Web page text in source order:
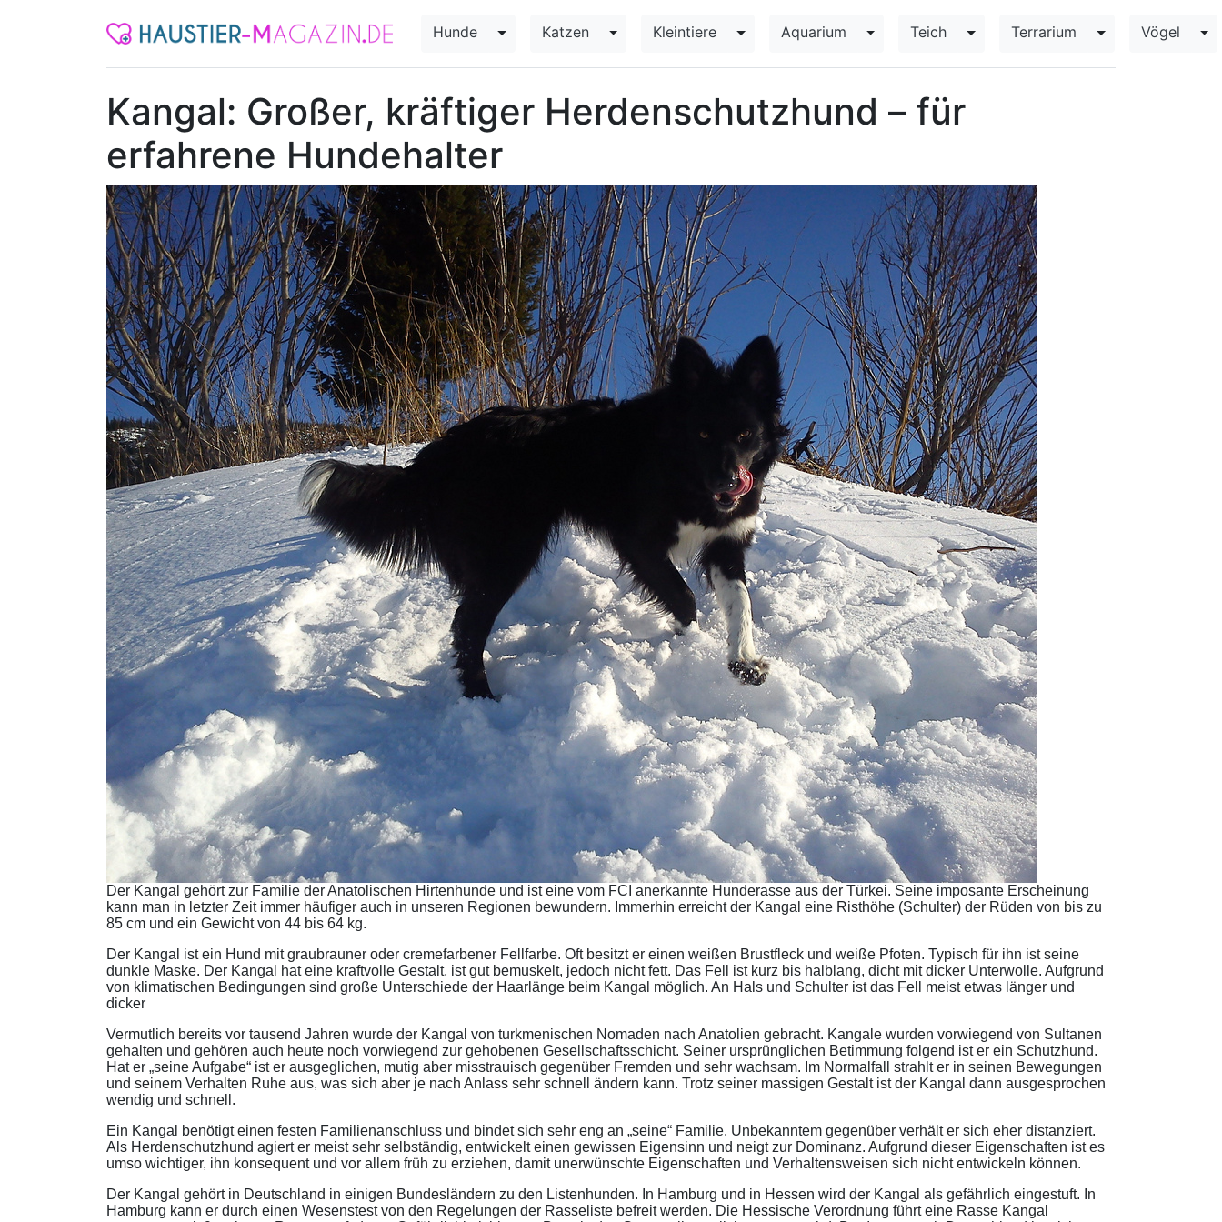
Hunde Toggle Dropdown
Katzen Toggle Dropdown
Kleintiere Toggle Dropdown
Aquarium Toggle Dropdown
Teich Toggle Dropdown
Terrarium Toggle Dropdown
Vögel
Kangal: Großer, kräftiger Herdenschutzhund – für
erfahrene Hundehalter
Der Kangal gehört zur Familie der Anatolischen Hirtenhunde und ist eine vom FCI anerkannte Hunderasse aus der Türkei. Seine imposante Erscheinung
kann man in letzter Zeit immer häufiger auch in unseren Regionen bewundern. Immerhin erreicht der Kangal eine Risthöhe (Schulter) der Rüden von bis zu
85 cm und ein Gewicht von 44 bis 64 kg.
Der Kangal ist ein Hund mit graubrauner oder cremefarbener Fellfarbe. Oft besitzt er einen weißen Brustfleck und weiße Pfoten. Typisch für ihn ist seine
dunkle Maske. Der Kangal hat eine kraftvolle Gestalt, ist gut bemuskelt, jedoch nicht fett. Das Fell ist kurz bis halblang, dicht mit dicker Unterwolle. Aufgrund
von klimatischen Bedingungen sind große Unterschiede der Haarlänge beim Kangal möglich. An Hals und Schulter ist das Fell meist etwas länger und
dicker
Vermutlich bereits vor tausend Jahren wurde der Kangal von turkmenischen Nomaden nach Anatolien gebracht. Kangale wurden vorwiegend von Sultanen
gehalten und gehören auch heute noch vorwiegend zur gehobenen Gesellschaftsschicht. Seiner ursprünglichen Betimmung folgend ist er ein Schutzhund.
Hat er „seine Aufgabe“ ist er ausgeglichen, mutig aber misstrauisch gegenüber Fremden und sehr wachsam. Im Normalfall strahlt er in seinen Bewegungen
und seinem Verhalten Ruhe aus, was sich aber je nach Anlass sehr schnell ändern kann. Trotz seiner massigen Gestalt ist der Kangal dann ausgesprochen
wendig und schnell.
Ein Kangal benötigt einen festen Familienanschluss und bindet sich sehr eng an „seine“ Familie. Unbekanntem gegenüber verhält er sich eher distanziert.
Als Herdenschutzhund agiert er meist sehr selbständig, entwickelt einen gewissen Eigensinn und neigt zur Dominanz. Aufgrund dieser Eigenschaften ist es
umso wichtiger, ihn konsequent und vor allem früh zu erziehen, damit unerwünschte Eigenschaften und Verhaltensweisen sich nicht entwickeln können.
Der Kangal gehört in Deutschland in einigen Bundesländern zu den Listenhunden. In Hamburg und in Hessen wird der Kangal als gefährlich eingestuft. In
Hamburg kann er durch einen Wesenstest von den Regelungen der Rasseliste befreit werden. Die Hessische Verordnung führt eine Rasse Kangal